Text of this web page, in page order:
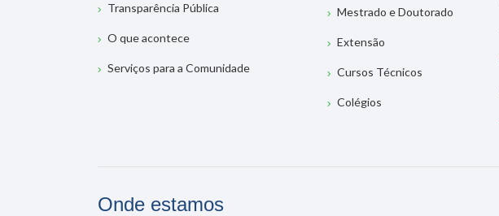
Transparência Pública
O que acontece
Serviços para a Comunidade
Mestrado e Doutorado
Extensão
Cursos Técnicos
Colégios
Onde estamos